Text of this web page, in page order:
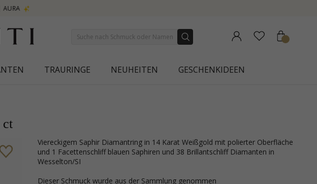
TRAURINGE NEUHEITEN GESCHENKIDEEN
ct
viereckigem Saphir Diamantring in 14 Karat Weißgold mit polierter Oberfläche
und 1 Facettenschliff blauen Saphiren und 38 Brillantschliff Diamanten in
Wesselton/SI
Dieser Schmuck wurde aus der Sammlung genommen